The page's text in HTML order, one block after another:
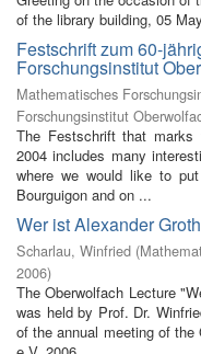
of the library building, 05
Festschrift zum 60-
Forschungsinstitut
Mathematisches
Forschungsinstitut
The Festschrift that
2004 includes many
where we would like to
Bourguigon and on ...
Wer ist Alexander
Scharlau, Winfried (
2006)
The Oberwolfach Lecture
was held by Prof. Dr.
of the annual meeting of